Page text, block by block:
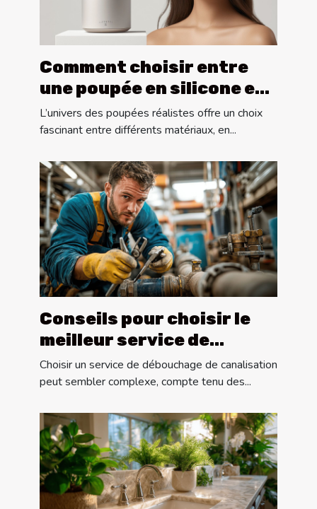
Comment choisir entre
une poupée en silicone et
une en TPE ?
L’univers des poupées réalistes offre un choix
fascinant entre différents matériaux, en...
Conseils pour choisir le
meilleur service de
débouchage de
canalisation
Choisir un service de débouchage de canalisation
peut sembler complexe, compte tenu des...